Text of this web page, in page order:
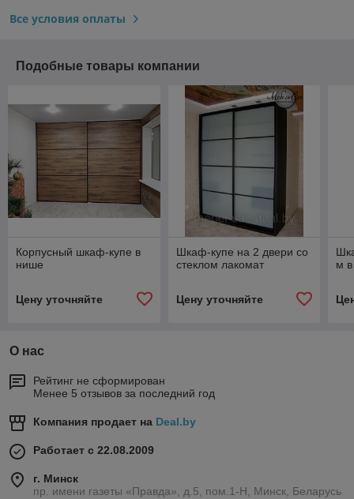
Все условия оплаты
Подобные товары компании
Корпусный шкаф-купе в
нише
Цену уточняйте
Шкаф-купе на 2 двери со
стеклом лакомат
Цену уточняйте
м в
О нас
Рейтинг не сформирован
Менее 5 отзывов за последний год
Компания продает на Deal.by
Работает с 22.08.2009
г. Минск
пр. имени газеты «Правда», д.5, пом.1-Н, Минск, Беларусь